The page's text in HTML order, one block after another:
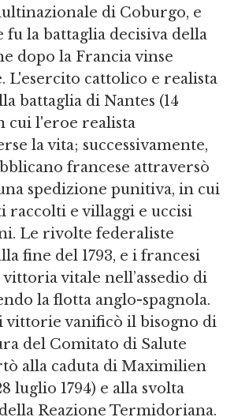
di Coburgo, e
la battaglia decisiva della
dopo la Francia vinse
L'esercito cattolico e realista
battaglia di Nantes (14
cui l'eroe realista
la vita; successivamente,
francese attraversò
spedizione punitiva, in cui
raccolti e villaggi e uccisi
Le rivolte federaliste
fine del 1793, e i francesi
vitale nell’assedio di
la flotta anglo-spagnola.
vittorie vanificò il bisogno di
del Comitato di Salute
alla caduta di Maximilien
luglio 1794) e alla svolta
Reazione Termidoriana.